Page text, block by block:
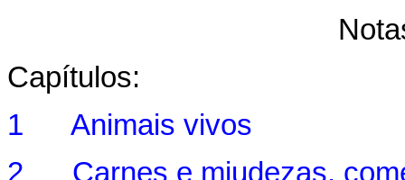
Capítulos:
1 Animais vivos
2 Carnes e miudezas,